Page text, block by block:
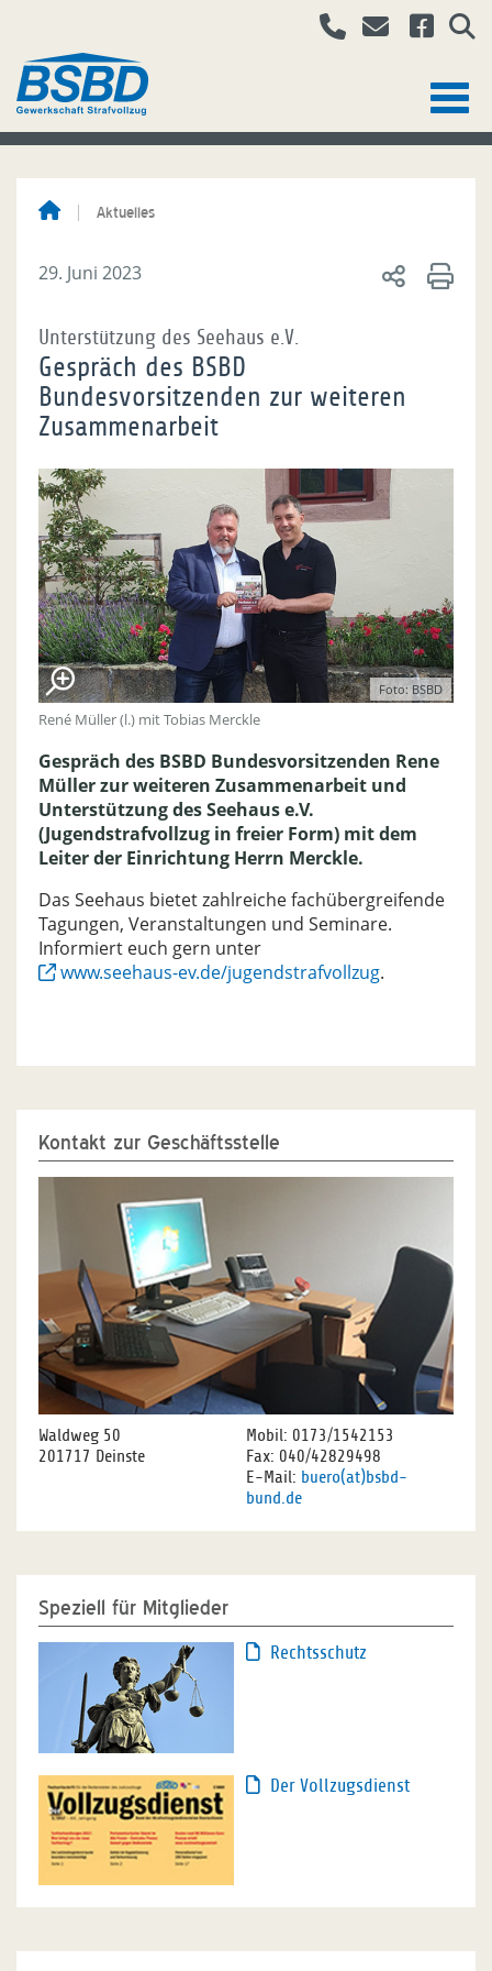
Aktuelles
29. Juni 2023
Unterstützung des Seehaus e.V.
Gespräch des BSBD
Bundesvorsitzenden zur weiteren
Zusammenarbeit
Foto: BSBD
René Müller (l.) mit Tobias Merckle
Gespräch des BSBD Bundesvorsitzenden Rene
Müller zur weiteren Zusammenarbeit und
Unterstützung des Seehaus e.V.
(Jugendstrafvollzug in freier Form) mit dem
Leiter der Einrichtung Herrn Merckle.
Das Seehaus bietet zahlreiche fachübergreifende
Tagungen, Veranstaltungen und Seminare.
Informiert euch gern unter
www.seehaus-ev.de/jugendstrafvollzug.
Kontakt zur Geschäftsstelle
Waldweg 50
201717 Deinste
Mobil: 0173/1542153
Fax: 040/42829498
E-Mail: buero(at)bsbd-
bund.de
Speziell für Mitglieder
Rechtsschutz
Der Vollzugsdienst